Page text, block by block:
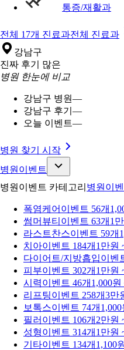
통증/재활과
전체 17개 진료과전체 진료과
강남구
진짜 후기 많은
병원 한눈에 비교
강남구 병원—
강남구 후기 —
오늘 이벤트—
병원 찾기 시작
병원이벤트
병원이벤트 카테고리 병원이
폭염케어 이벤트 56개
썸머뷰티 이벤트 63개 1
라스트찬스이벤트 59개
치아이벤트 184개 1만원
다이어트/지방흡입이벤
피부이벤트 302개 1만원
시력이벤트 46개 1,000원
리프팅이벤트 258개3만
보톡스이벤트 74개
필러 이벤트 106개 2만원
성형이벤트 314개 1만원
기타이벤트 134개 1,100